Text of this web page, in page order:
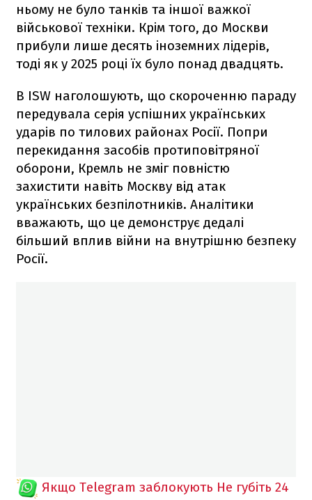
ньому не було танків та іншої важкої
військової техніки. Крім того, до Москви
прибули лише десять іноземних лідерів,
тоді як у 2025 році їх було понад двадцять.
В ISW наголошують, що скороченню параду
передувала серія успішних українських
ударів по тилових районах Росії. Попри
перекидання засобів протиповітряної
оборони, Кремль не зміг повністю
захистити навіть Москву від атак
українських безпілотників. Аналітики
вважають, що це демонструє дедалі
більший вплив війни на внутрішню безпеку
Росії.
Якщо Telegram заблокують Не губіть 24